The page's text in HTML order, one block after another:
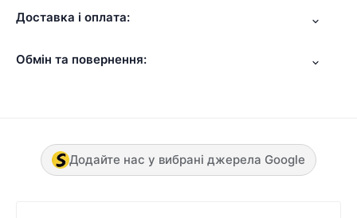
Доставка і оплата:
Обмін та повернення:
Додайте нас у вибрані джерела Google